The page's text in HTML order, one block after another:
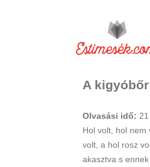
A kigyóbőr
Olvasási idő: 21
Hol volt, hol nem
volt, a hol rosz
akasztva s